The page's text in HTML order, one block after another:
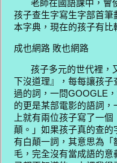
老師在國語課中，會使
孩子查生字寫生字部首
本字典，現在的孩子有比
成也網路 敗也網路
孩子多元的世代裡，
下沒道理』，每每讓孩
過的詞，一問GOOGLE
的更是某部電影的語詞
上就有兩位孩子寫了一
顛。」如果孩子真的查的
有白顛一詞，其意思為「
毛，完全沒有當成語的